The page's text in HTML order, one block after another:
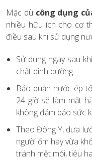
Mặc dù công dụng
nhiều hữu ích cho cơ
điều sau khi sử dụng
Sử dụng ngay sau
chất dinh dưỡng.
Bảo quản nước ép
24 giờ sẽ làm mất
không đảm bảo sức
Theo Đông Y, dưa
người ốm hay vừa
tránh mệt mỏi, tiêu